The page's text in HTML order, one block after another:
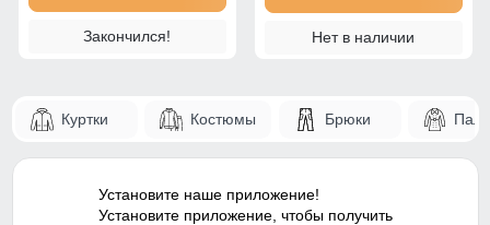
Закончился! Нет в наличии
Куртки Костюмы Брюки
Установите наше приложение!
Установите приложение, чтобы получить